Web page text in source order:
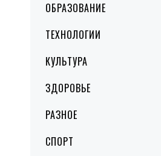
ОБРАЗОВАНИЕ
ТЕХНОЛОГИИ
КУЛЬТУРА
ЗДОРОВЬЕ
РАЗНОЕ
СПОРТ